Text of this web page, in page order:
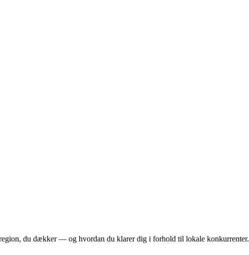
du dækker — og hvordan du klarer dig i forhold til lokale konkurrenter.